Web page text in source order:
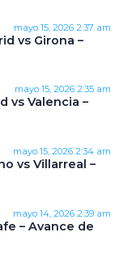
mayo 15, 2026 2:37 am
vs Girona –
mayo 15, 2026 2:35 am
vs Valencia –
mayo 15, 2026 2:34 am
vs Villarreal –
mayo 14, 2026 2:39 am
– Avance de